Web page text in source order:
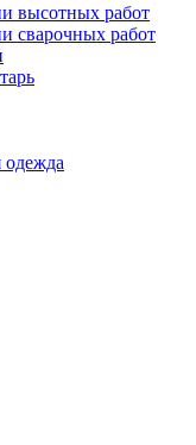
высотных работ
сварочных работ
одежда